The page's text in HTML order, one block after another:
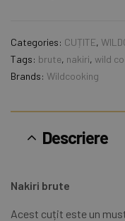
Categories: CUȚITE,
Tags: brute, nakiri, wild
Brands: Wildcooking
Descriere
Nakiri brute
Acest cuțit este un